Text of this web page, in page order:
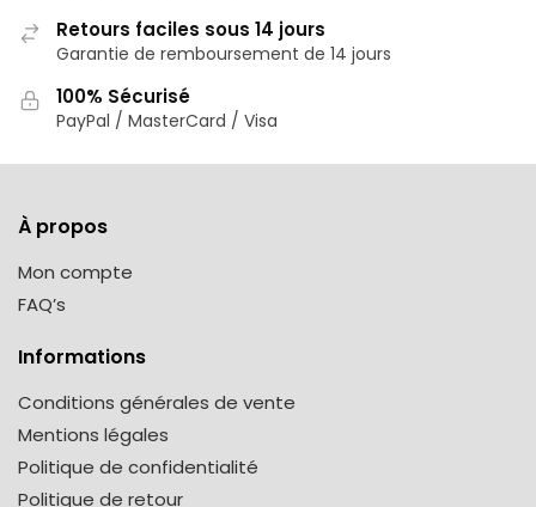
Retours faciles sous 14 jours
Garantie de remboursement de 14 jours
100% Sécurisé
PayPal / MasterCard / Visa
À propos
Mon compte
FAQ’s
Informations
Conditions générales de vente
Mentions légales
Politique de confidentialité
Politique de retour